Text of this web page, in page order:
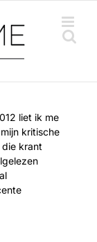
liet ik me
kritische
die krant